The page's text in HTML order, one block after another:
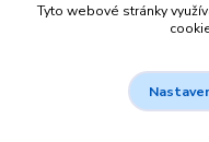
© 2026 Pruhovaný kocour -
Tyto webové stránky